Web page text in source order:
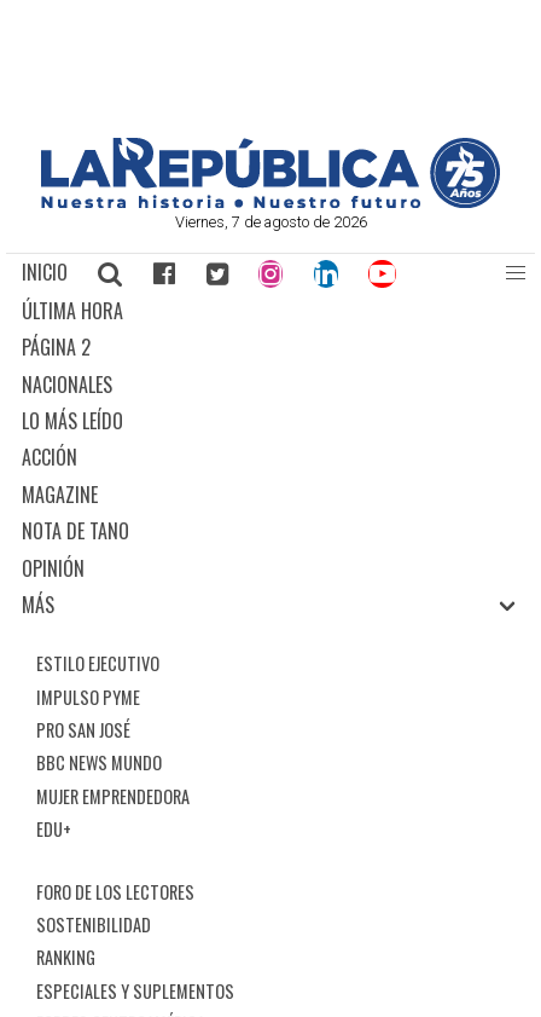
Viernes, 7 de agosto de 2026
INICIO
ÚLTIMA HORA
PÁGINA 2
NACIONALES
LO MÁS LEÍDO
ACCIÓN
MAGAZINE
NOTA DE TANO
OPINIÓN
MÁS
ESTILO EJECUTIVO
IMPULSO PYME
PRO SAN JOSÉ
BBC NEWS MUNDO
MUJER EMPRENDEDORA
EDU+
FORO DE LOS LECTORES
SOSTENIBILIDAD
RANKING
ESPECIALES Y SUPLEMENTOS